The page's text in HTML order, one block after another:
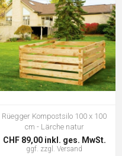
Rüegger Kompostsilo 100 x 100
cm - Lärche natur
CHF 89,00 inkl. ges. MwSt.
ggf. zzgl. Versand